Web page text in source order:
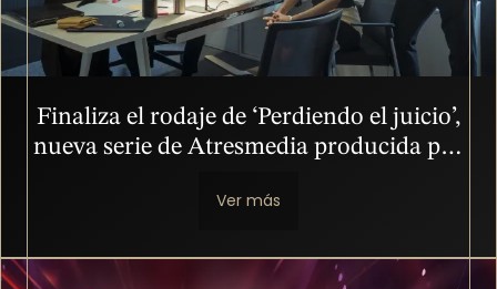
Finaliza el rodaje de ‘Perdiendo el juicio’,
nueva serie de Atresmedia producida por
Ver más
Imagen